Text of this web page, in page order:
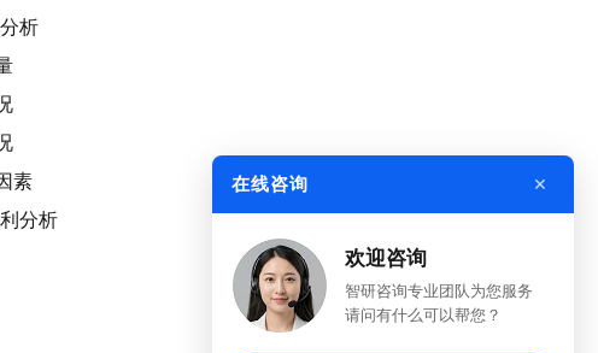
析
素
分析
在线咨询 ×
欢迎咨询
智研咨询专业团队为您服务
请问有什么可以帮您？